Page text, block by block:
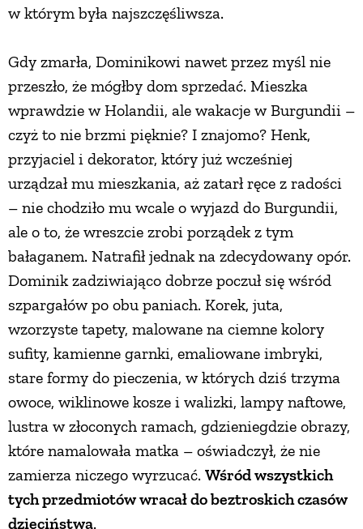
w którym była najszczęśliwsza.
Gdy zmarła, Dominikowi nawet przez myśl nie
przeszło, że mógłby dom sprzedać. Mieszka
wprawdzie w Holandii, ale wakacje w Burgundii –
czyż to nie brzmi pięknie? I znajomo? Henk,
przyjaciel i dekorator, który już wcześniej
urządzał mu mieszkania, aż zatarł ręce z radości
– nie chodziło mu wcale o wyjazd do Burgundii,
ale o to, że wreszcie zrobi porządek z tym
bałaganem. Natrafił jednak na zdecydowany opór.
Dominik zadziwiająco dobrze poczuł się wśród
szpargałów po obu paniach. Korek, juta,
wzorzyste tapety, malowane na ciemne kolory
sufity, kamienne garnki, emaliowane imbryki,
stare formy do pieczenia, w których dziś trzyma
owoce, wiklinowe kosze i walizki, lampy naftowe,
lustra w złoconych ramach, gdzieniegdzie obrazy,
które namalowała matka – oświadczył, że nie
zamierza niczego wyrzucać. Wśród wszystkich
tych przedmiotów wracał do beztroskich czasów
dzieciństwa.